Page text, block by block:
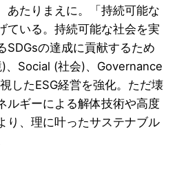
あたりまえに。「持続可能な
ている。持続可能な社会を実
SDGsの達成に貢献するため
、Social (社会)、Governance
したESG経営を強化。ただ壊
ルギーによる解体技術や高度
り、理に叶ったサステナブル